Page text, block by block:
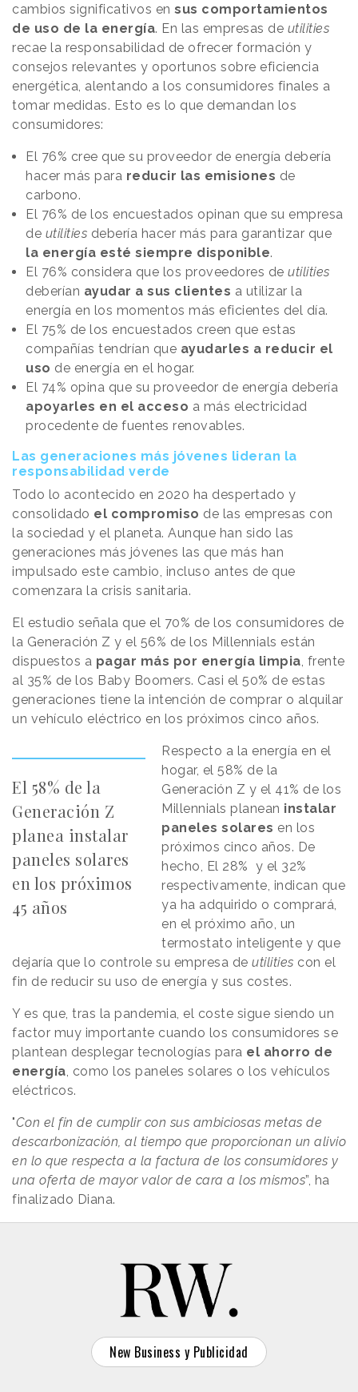
cambios significativos en sus comportamientos
de uso de la energía. En las empresas de utilities
recae la responsabilidad de ofrecer formación y
consejos relevantes y oportunos sobre eficiencia
energética, alentando a los consumidores finales a
tomar medidas. Esto es lo que demandan los
consumidores:
El 76% cree que su proveedor de energía debería
hacer más para reducir las emisiones de
carbono.
El 76% de los encuestados opinan que su empresa
de utilities debería hacer más para garantizar que
la energía esté siempre disponible.
El 76% considera que los proveedores de utilities
deberían ayudar a sus clientes a utilizar la
energía en los momentos más eficientes del día.
El 75% de los encuestados creen que estas
compañías tendrían que ayudarles a reducir el
uso de energía en el hogar.
El 74% opina que su proveedor de energía debería
apoyarles en el acceso a más electricidad
procedente de fuentes renovables.
Las generaciones más jóvenes lideran la
responsabilidad verde
Todo lo acontecido en 2020 ha despertado y
consolidado el compromiso de las empresas con
la sociedad y el planeta. Aunque han sido las
generaciones más jóvenes las que más han
impulsado este cambio, incluso antes de que
comenzara la crisis sanitaria.
El estudio señala que el 70% de los consumidores de
la Generación Z y el 56% de los Millennials están
dispuestos a pagar más por energía limpia , frente
al 35% de los Baby Boomers. Casi el 50% de estas
generaciones tiene la intención de comprar o alquilar
un vehículo eléctrico en los próximos cinco años.
El 58% de la
Generación Z
planea instalar
paneles solares
en los próximos
45 años
Respecto a la energía en el
hogar, el 58% de la
Generación Z y el 41% de los
Millennials planean instalar
paneles solares en los
próximos cinco años. De
hecho, El 28% y el 32%
respectivamente, indican que
ya ha adquirido o comprará,
en el próximo año, un
termostato inteligente y que
dejaría que lo controle su empresa de utilities con el
fin de reducir su uso de energía y sus costes.
Y es que, tras la pandemia, el coste sigue siendo un
factor muy importante cuando los consumidores se
plantean desplegar tecnologías para el ahorro de
energía , como los paneles solares o los vehículos
eléctricos.
"Con el fin de cumplir con sus ambiciosas metas de
descarbonización, al tiempo que proporcionan un alivio
en lo que respecta a la factura de los consumidores y
una oferta de mayor valor de cara a los mismos”, ha
finalizado Diana.
New Business y Publicidad